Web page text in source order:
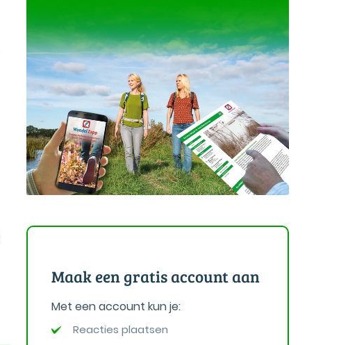
Maak een gratis account aan
Met een account kun je:
Reacties plaatsen